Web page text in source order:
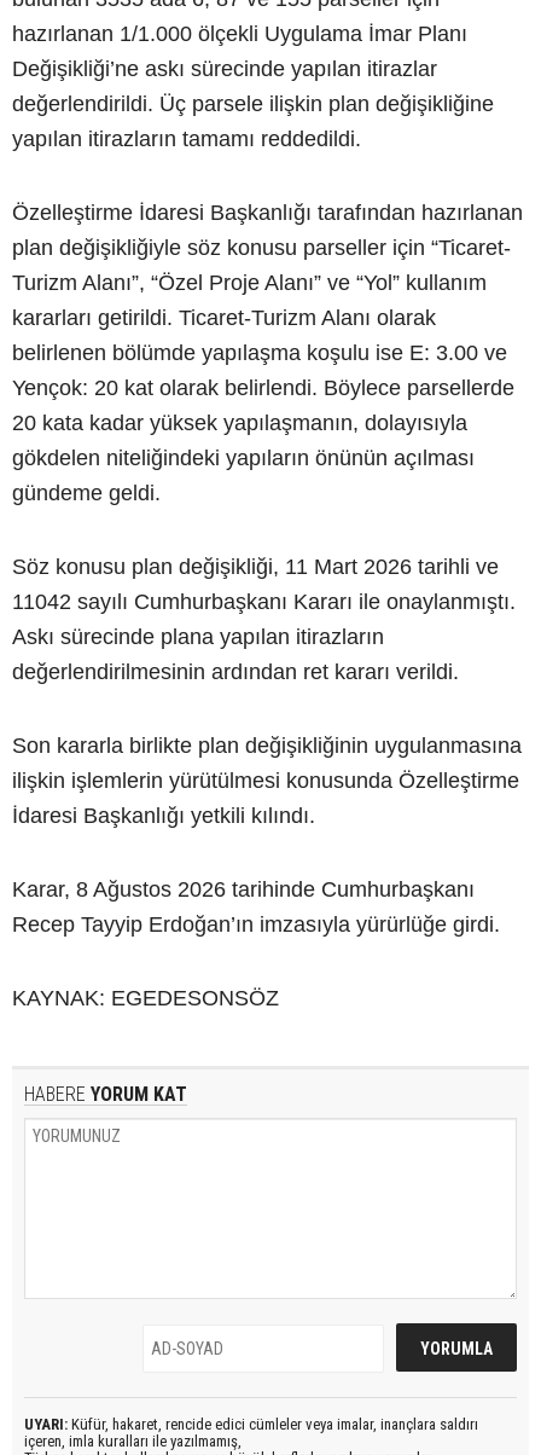
hazırlanan 1/1.000 ölçekli Uygulama İmar Planı
Değişikliği’ne askı sürecinde yapılan itirazlar
değerlendirildi. Üç parsele ilişkin plan değişikliğine
yapılan itirazların tamamı reddedildi.
Özelleştirme İdaresi Başkanlığı tarafından hazırlanan
plan değişikliğiyle söz konusu parseller için “Ticaret-
Turizm Alanı”, “Özel Proje Alanı” ve “Yol” kullanım
kararları getirildi. Ticaret-Turizm Alanı olarak
belirlenen bölümde yapılaşma koşulu ise E: 3.00 ve
Yençok: 20 kat olarak belirlendi. Böylece parsellerde
20 kata kadar yüksek yapılaşmanın, dolayısıyla
gökdelen niteliğindeki yapıların önünün açılması
gündeme geldi.
Söz konusu plan değişikliği, 11 Mart 2026 tarihli ve
11042 sayılı Cumhurbaşkanı Kararı ile onaylanmıştı.
Askı sürecinde plana yapılan itirazların
değerlendirilmesinin ardından ret kararı verildi.
Son kararla birlikte plan değişikliğinin uygulanmasına
ilişkin işlemlerin yürütülmesi konusunda Özelleştirme
İdaresi Başkanlığı yetkili kılındı.
Karar, 8 Ağustos 2026 tarihinde Cumhurbaşkanı
Recep Tayyip Erdoğan’ın imzasıyla yürürlüğe girdi.
KAYNAK: EGEDESONSÖZ
HABERE YORUM KAT
UYARI: Küfür, hakaret, rencide edici cümleler veya imalar, inançlara saldırı
içeren, imla kuralları ile yazılmamış,